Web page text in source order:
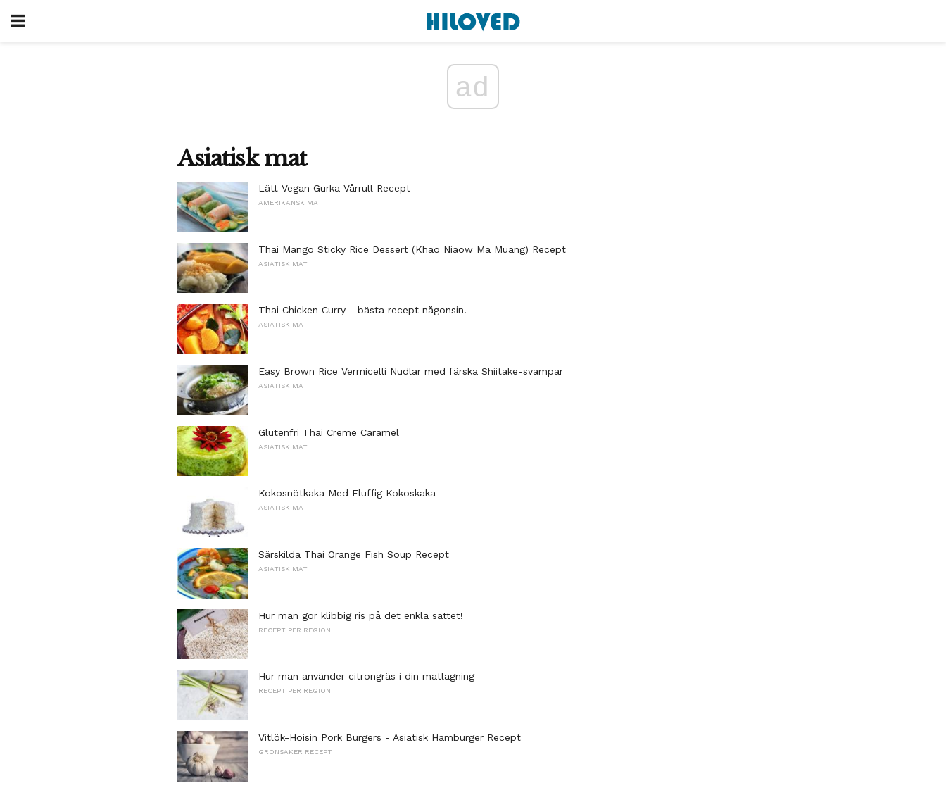
ad
Asiatisk mat
Lätt Vegan Gurka Vårrull Recept
AMERIKANSK MAT
Thai Mango Sticky Rice Dessert (Khao Niaow Ma Muang) Recept
ASIATISK MAT
Thai Chicken Curry - bästa recept någonsin!
ASIATISK MAT
Easy Brown Rice Vermicelli Nudlar med färska Shiitake-svampar
ASIATISK MAT
Glutenfri Thai Creme Caramel
ASIATISK MAT
Kokosnötkaka Med Fluffig Kokoskaka
ASIATISK MAT
Särskilda Thai Orange Fish Soup Recept
ASIATISK MAT
Hur man gör klibbig ris på det enkla sättet!
RECEPT PER REGION
Hur man använder citrongräs i din matlagning
RECEPT PER REGION
Vitlök-Hoisin Pork Burgers - Asiatisk Hamburger Recept
GRÖNSAKER RECEPT